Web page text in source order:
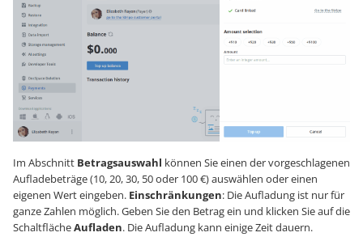
Im Abschnitt Betragsauswahl können Sie einen der vorgeschlagenen
Aufladebeträge (10, 20, 30, 50 oder 100 €) auswählen oder einen
eigenen Wert eingeben. Einschränkungen: Die Aufladung ist nur für
ganze Zahlen möglich. Geben Sie den Betrag ein und klicken Sie auf die
SchaltflächeAufladen. Die Aufladung kann einige Zeit dauern.